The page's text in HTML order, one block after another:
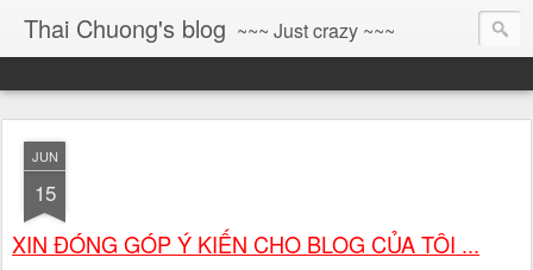
Thai Chuong's blog ~~~ Just crazy ~~~
JUN
15
XIN ĐÓNG GÓP Ý KIẾN CHO BLOG CỦA TÔI ...